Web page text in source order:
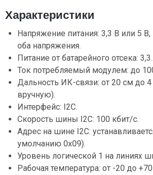
Характеристики
Напряжение питания: 3,3 В или 5
оба напряжения.
Питание от батарейного отсека:
Ток потребляемый модулем: до
Дальность ИК-связи: от 20 см до 4
вручную).
Интерфейс: I2C.
Скорость шины I2C: 100 кбит/с.
Адрес на шине I2C:
умолчанию 0x09).
Уровень логической 1 на линиях
Рабочая температура: от -20 до +70